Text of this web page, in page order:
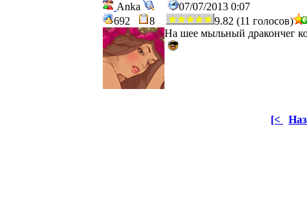
Anka
07/07/2013 0:07
692
8
9.82 (11 голосов)
На шее мыльный дракончег
[<